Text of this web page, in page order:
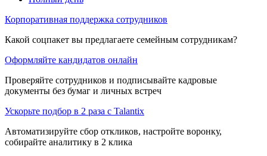
Корпоративная поддержка сотрудников
Какой соцпакет вы предлагаете семейным сотрудникам?
Оформляйте кандидатов онлайн
Проверяйте сотрудников и подписывайте кадровые
документы без бумаг и личных встреч
Ускорьте подбор в 2 раза с Talantix
Автоматизируйте сбор откликов, настройте воронку,
собирайте аналитику в 2 клика